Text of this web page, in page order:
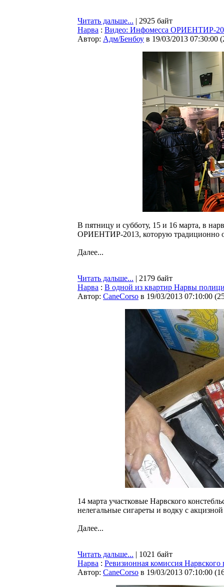
Читать дальше... | 2925 байт
Нарва : Видео: Инфомесса ОРИЕНТИР-
Автор: Адм/Бенбоу в 19/03/2013 07:30:00 (
В пятницу и субботу, 15 и 16 марта, в
ОРИЕНТИР-2013, которую традиционно
Далее...
Читать дальше... | 2179 байт
Нарва : В одной из квартир Нарвы
Автор: CaneCorso в 19/03/2013 07:10:00 (
14 марта участковые Нарвского
нелегальные сигареты и водку с
Далее...
Читать дальше... | 1021 байт
Нарва : Ревизионная комиссия Нарвского
Автор: CaneCorso в 19/03/2013 07:10:00 (